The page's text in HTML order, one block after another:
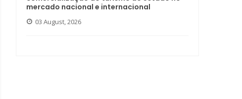
mercado nacional e internacional
03 August, 2026